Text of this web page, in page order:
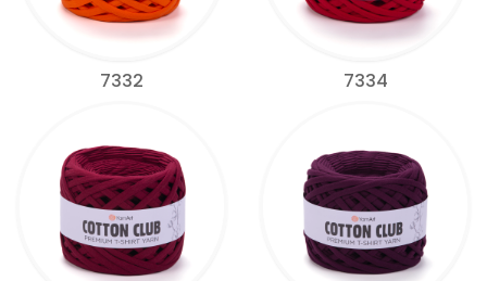
7332 7334